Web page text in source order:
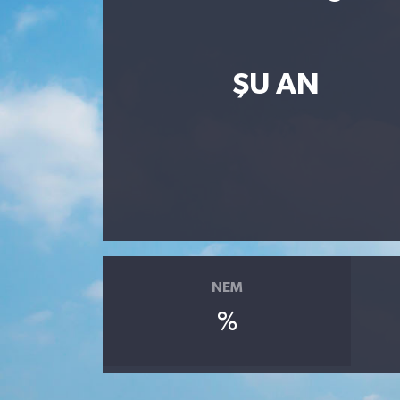
ŞU AN
NEM
%
Sağlık
Siyaset